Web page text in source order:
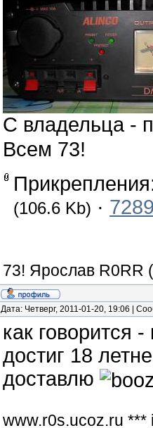
С владельца -
Всем 73!
(106.6 Kb) ·
73! Ярослав R0RR
Дата: Четверг, 2011-01-20, 19:06 |
как говорится
достиг 18
доставлю
www.r0s.ucoz.ru ***